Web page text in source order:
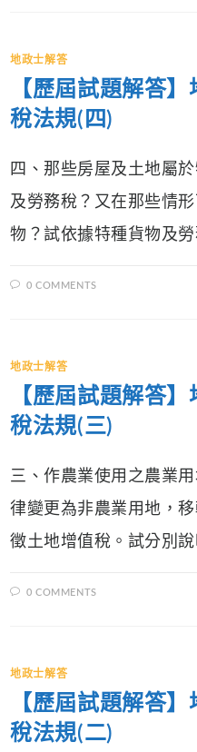
地政士解答
【歷屆試題解答
稅法規(四)
四、那些房屋及土地屬
及勞務稅？又在那些情
物？試依據特種貨物及
0 COMMENTS
地政士解答
【歷屆試題解答
稅法規(三)
三、作農業使用之農業
律變更為非農業用地，
徵土地增值稅。試分別
0 COMMENTS
地政士解答
【歷屆試題解答
稅法規(二)